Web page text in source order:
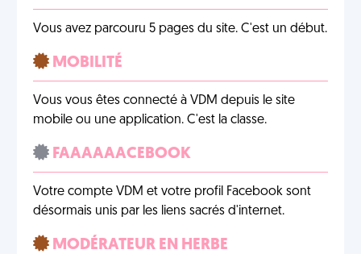
Vous avez parcouru 5 pages du site. C'est un début.
MOBILITÉ
Vous vous êtes connecté à VDM depuis le site
mobile ou une application. C'est la classe.
FAAAAAACEBOOK
Votre compte VDM et votre profil Facebook sont
désormais unis par les liens sacrés d'internet.
MODÉRATEUR EN HERBE